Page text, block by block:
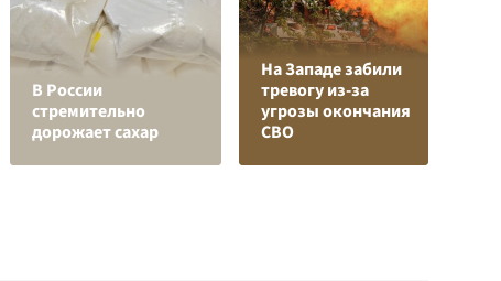
В России
стремительно
дорожает сахар
На Западе забили
тревогу из-за
угрозы окончания
СВО